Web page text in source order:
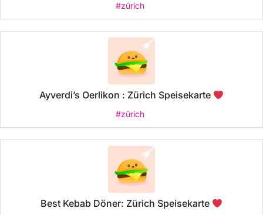
#zürich
Ayverdi’s Oerlikon : Zürich Speisekarte
#zürich
Best Kebab Döner: Zürich Speisekarte